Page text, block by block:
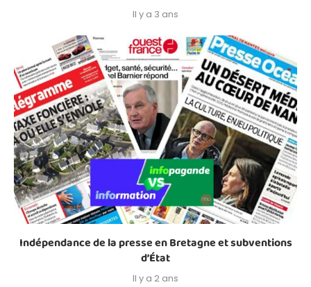
Il y a 3 ans
Indépendance de la presse en Bretagne et subventions
d’État
Il y a 2 ans